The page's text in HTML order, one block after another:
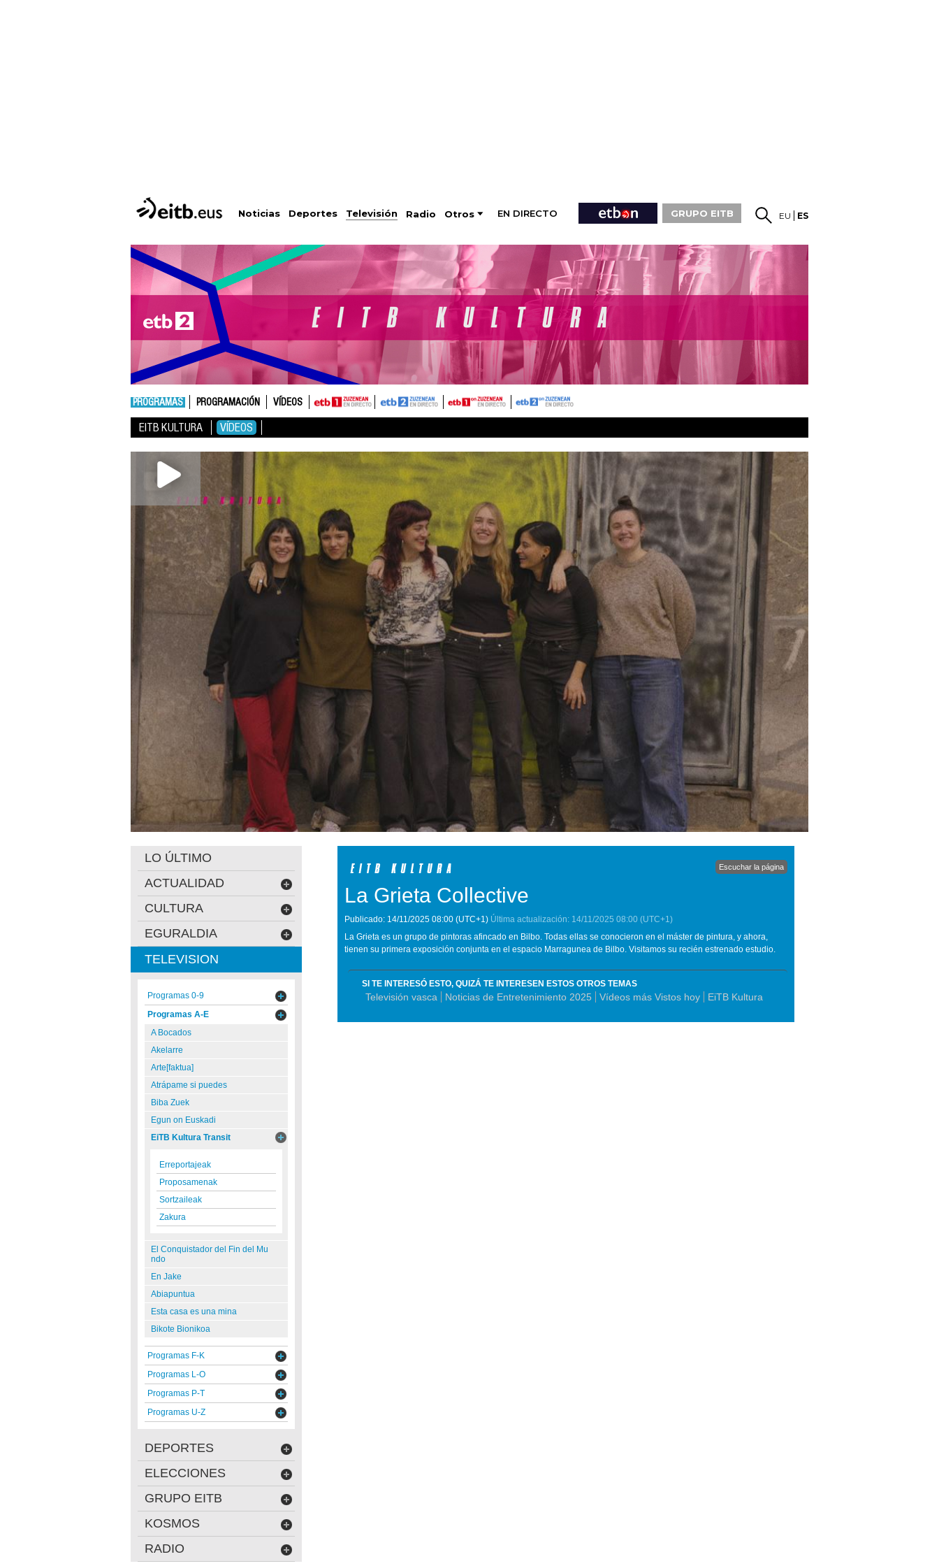
Noticias Deportes Televisión Radio Otros EN DIRECTO GRUPO EITB EU ES
PROGRAMAS PROGRAMACIÓN VÍDEOS
EITB KULTURA VÍDEOS
Escuchar la página
La Grieta Collective
Publicado: 14/11/2025 08:00 (UTC+1) Última actualización: 14/11/2025 08:00 (UTC+1)
La Grieta es un grupo de pintoras afincado en Bilbo. Todas ellas se conocieron en el máster de pintura, y ahora,
tienen su primera exposición conjunta en el espacio Marragunea de Bilbo. Visitamos su recién estrenado estudio.
SI TE INTERESÓ ESTO, QUIZÁ TE INTERESEN ESTOS OTROS TEMAS
Televisión vasca Noticias de Entretenimiento 2025 Vídeos más Vistos hoy EiTB Kultura
LO ÚLTIMO
ACTUALIDAD
CULTURA
EGURALDIA
TELEVISION
Programas 0-9
Programas A-E
A Bocados
Akelarre
Arte[faktua]
Atrápame si puedes
Biba Zuek
Egun on Euskadi
EiTB Kultura Transit
Erreportajeak
Proposamenak
Sortzaileak
Zakura
El Conquistador del Fin del Mu
ndo
En Jake
Abiapuntua
Esta casa es una mina
Bikote Bionikoa
Programas F-K
Programas L-O
Programas P-T
Programas U-Z
DEPORTES
ELECCIONES
GRUPO EITB
KOSMOS
RADIO